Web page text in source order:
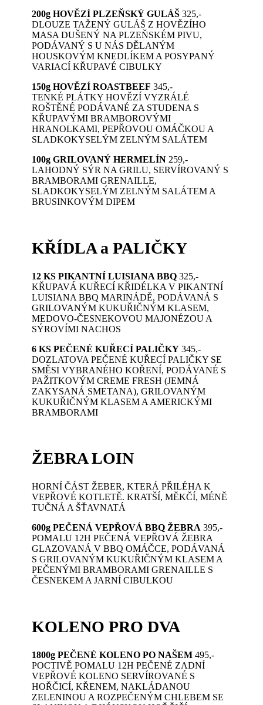
200g HOVĚZÍ PLZEŇSKÝ GULÁŠ 325,-
DLOUZE TAŽENÝ GULÁŠ Z HOVĚZÍHO
MASA DUŠENÝ NA PLZEŇSKÉM PIVU,
PODÁVANÝ S U NÁS DĚLANÝM
HOUSKOVÝM KNEDLÍKEM A POSYPANÝ
VARIACÍ KŘUPAVÉ CIBULKY
150g HOVĚZÍ ROASTBEEF 345,-
TENKÉ PLÁTKY HOVĚZÍ VYZRÁLÉ
ROŠTĚNÉ PODÁVANÉ ZA STUDENA S
KŘUPAVÝMI BRAMBOROVÝMI
HRANOLKAMI, PEPŘOVOU OMÁČKOU A
SLADKOKYSELÝM ZELNÝM SALÁTEM
100g GRILOVANÝ HERMELÍN 259,-
LAHODNÝ SÝR NA GRILU, SERVÍROVANÝ S
BRAMBORAMI GRENAILLE,
SLADKOKYSELÝM ZELNÝM SALÁTEM A
BRUSINKOVÝM DIPEM
KŘÍDLA a PALIČKY
12 KS PIKANTNÍ LUISIANA BBQ 325,-
KŘUPAVÁ KUŘECÍ KŘIDÉLKA V PIKANTNÍ
LUISIANA BBQ MARINÁDĚ, PODÁVANÁ S
GRILOVANÝM KUKUŘIČNÝM KLASEM,
MEDOVO-ČESNEKOVOU MAJONÉZOU A
SÝROVÍMI NACHOS
6 KS PEČENÉ KUŘECÍ PALIČKY 345,-
DOZLATOVA PEČENÉ KUŘECÍ PALIČKY SE
SMĚSI VYBRANÉHO KOŘENÍ, PODÁVANÉ S
PAŽITKOVÝM CREME FRESH (JEMNÁ
ZAKYSANÁ SMETANA), GRILOVANÝM
KUKUŘIČNÝM KLASEM A AMERICKÝMI
BRAMBORAMI
ŽEBRA LOIN
HORNÍ ČÁST ŽEBER, KTERÁ PŘILÉHA K
VEPŘOVÉ KOTLETĚ. KRATŠÍ, MĚKČÍ, MÉNĚ
TUČNÁ A ŠŤAVNATÁ
600g PEČENÁ VEPŘOVÁ BBQ ŽEBRA 395,-
POMALU 12H PEČENÁ VEPŘOVÁ ŽEBRA
GLAZOVANÁ V BBQ OMÁČCE, PODÁVANÁ
S GRILOVANÝM KUKUŘIČNÝM KLASEM A
PEČENÝMI BRAMBORAMI GRENAILLE S
ČESNEKEM A JARNÍ CIBULKOU
KOLENO PRO DVA
1800g PEČENÉ KOLENO PO NAŠEM 495,-
POCTIVĚ POMALU 12H PEČENÉ ZADNÍ
VEPŘOVÉ KOLENO SERVÍROVANÉ S
HOŘČICÍ, KŘENEM, NAKLÁDANOU
ZELENINOU A ROZPEČENÝM CHLEBEM SE